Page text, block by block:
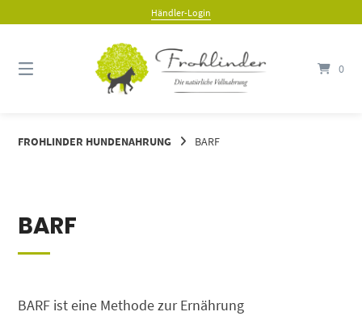
Händler-Login
0
FROHLINDER HUNDENAHRUNG BARF
BARF
BARF ist eine Methode zur Ernährung